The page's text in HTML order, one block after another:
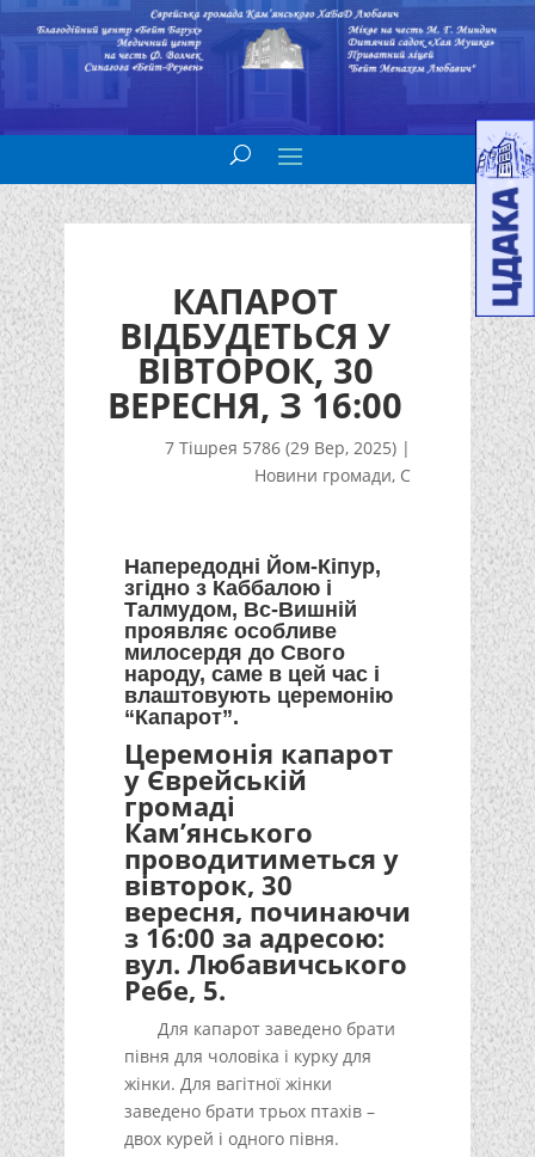
КАПАРОТ
ВІДБУДЕТЬСЯ У
ВІВТОРОК, 30
ВЕРЕСНЯ, З 16:00
7 Тішрея 5786 (29 Вер, 2025) |
Новини громади, С
Напередодні Йом-Кіпур,
згідно з Каббалою і
Талмудом, Вс-Вишній
проявляє особливе
милосердя до Свого
народу, саме в цей час і
влаштовують церемонію
“Капарот”.
Церемонія капарот
у Єврейській
громаді
Кам’янського
проводитиметься у
вівторок, 30
вересня, починаючи
з 16:00 за адресою:
вул. Любавичського
Ребе, 5.
Для капарот заведено брати
півня для чоловіка і курку для
жінки. Для вагітної жінки
заведено брати трьох птахів –
двох курей і одного півня.